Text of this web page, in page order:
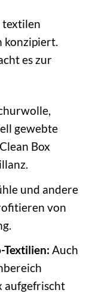
textilen
konzipiert.
es zur
gewebte
Box
und andere
von
Textilien: Auch
aufgefrischt